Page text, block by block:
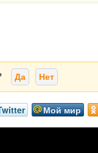
Да Нет
Мой мир